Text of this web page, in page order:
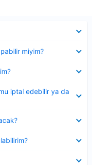
miyim?
iptal edebilir ya da